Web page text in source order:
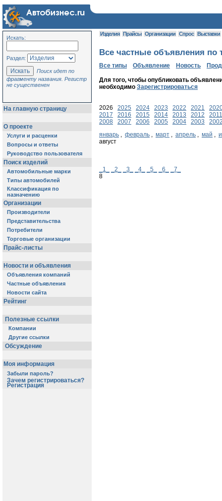
Искать:
Раздел:
Поиск идет по
фрагменту названия. Регистр
не существенен
На главную страницу
О проекте
Услуги и расценки
Вопросы и ответы
Руководство пользователя
Поиск изделий
Автомобильные марки
Типы автомобилей
Классификация по
назначению
Организации
Производители
Представительства
Потребители
Торговые организации
Прайс-листы
Новости и объявления
Объявления компаний
Частные объявления
Новости сайта
Рейтинг
Полезные ссылки
Компании
Другие ссылки
Обсуждение
Моя информация
Забыли пароль?
Зачем регистрироваться?
Регистрация
Изделия Прайсы Организации Спрос Выставки
Все частные объявления по
Все типы Объявление Новость
Для того, чтобы опубликовать
необходимо Зарегистрироваться
2026 2025 2024 2023 2022 2021
2017
2016 2015 2014 2013 2012
2011
2008
2007 2006 2005 2004 2003
январь , февраль , март , апрель , май ,
август
_1_ _2_ _3_ _4_ _5_ _6_
_7_
8